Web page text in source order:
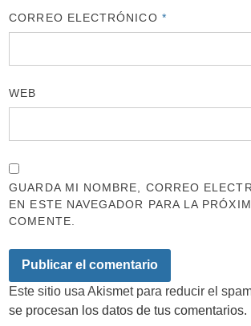
CORREO ELECTRÓNICO *
WEB
GUARDA MI NOMBRE, CORREO
EN ESTE NAVEGADOR PARA LA
COMENTE.
Este sitio usa Akismet para reducir el
se procesan los datos de tus comentarios.